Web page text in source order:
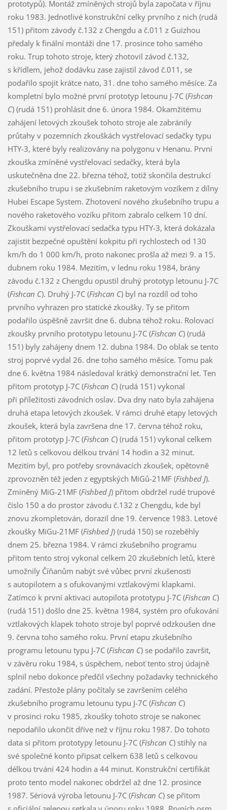
prototypů). Montáž zmíněných strojů byla započata v říjnu
roku 1983. Jednotlivé konstrukční celky prvního z nich (rudá
151) přitom závody č.132 z Chengdu a č.011 z Guizhou
předaly k finální montáži dne 17. prosince toho samého
roku. Trup tohoto stroje, který zhotovil závod č.132,
s křídlem, jehož dodávku zase zajistil závod č.011, se
podařilo spojit krátce nato, 31. dne toho samého měsíce. Za
kompletní bylo možné první prototyp letounu J-7C (Fishcan
C) (rudá 151) prohlásit dne 6. února 1984. Okamžitému
zahájení letových zkoušek tohoto stroje ale zabránily
průtahy v pozemních zkouškách vystřelovací sedačky typu
HTY-3, které byly realizovány na polygonu v Henanu. První
zkouška zmíněné vystřelovací sedačky, která byla
uskutečněna dne 22. března téhož, totiž skončila destrukcí
zkušebního trupu i se zkušebním raketovým vozíkem z dílny
Hubei Escape System. Zhotovení nového zkušebního trupu a
nového raketového vozíku přitom zabralo celkem 10 dní.
Zkouškami vystřelovací sedačka typu HTY-3, která dokázala
zajistit bezpečné opuštění kokpitu při rychlostech od 130
km/h do 1 000 km/h, proto nakonec prošla až mezi 9. a 15.
dubnem roku 1984. Mezitím, v lednu roku 1984, brány
závodu č.132 z Chengdu opustil druhý prototyp letounu J-7C
(Fishcan C). Druhý J-7C (Fishcan C) byl na rozdíl od toho
prvního vyhrazen pro statické zkoušky. Ty se přitom
podařilo úspěšně završit dne 6. dubna téhož roku. Rolovací
zkoušky prvního prototypu letounu J-7C (Fishcan C) (rudá
151) byly zahájeny dnem 12. dubna 1984. Do oblak se tento
stroj poprvé vydal 26. dne toho samého měsíce. Tomu pak
dne 6. května 1984 následoval krátký demonstrační let. Ten
přitom prototyp J-7C (Fishcan C) (rudá 151) vykonal
při příležitosti závodních oslav. Dva dny nato byla zahájena
druhá etapa letových zkoušek. V rámci druhé etapy letových
zkoušek, která byla završena dne 17. června téhož roku,
přitom prototyp J-7C (Fishcan C) (rudá 151) vykonal celkem
12 letů s celkovou délkou trvání 14 hodin a 32 minut.
Mezitím byl, pro potřeby srovnávacích zkoušek, opětovně
zprovozněn též jeden z egyptských MiGů-21MF (Fishbed J).
Zmíněný MiG-21MF (Fishbed J) přitom obdržel rudé trupové
číslo 150 a do prostor závodu č.132 z Chengdu, kde byl
znovu zkompletován, dorazil dne 19. července 1983. Letové
zkoušky MiGu-21MF (Fishbed J) (rudá 150) se rozeběhly
dnem 25. března 1984. V rámci zkušebního programu
přitom tento stroj vykonal celkem 20 zkušebních letů, které
umožnily Číňanům nabýt své vůbec první zkušenosti
s autopilotem a s ofukovanými vztlakovými klapkami.
Zatímco k první aktivaci autopilota prototypu J-7C (Fishcan C)
(rudá 151) došlo dne 25. května 1984, systém pro ofukování
vztlakových klapek tohoto stroje byl poprvé odzkoušen dne
9. června toho samého roku. První etapu zkušebního
programu letounu typu J-7C (Fishcan C) se podařilo završit,
v závěru roku 1984, s úspěchem, neboť tento stroj údajně
splnil nebo dokonce předčil všechny požadavky technického
zadání. Přestože plány počítaly se završením celého
zkušebního programu letounu typu J-7C (Fishcan C)
v prosinci roku 1985, zkoušky tohoto stroje se nakonec
nepodařilo ukončit dříve než v říjnu roku 1987. Do tohoto
data si přitom prototypy letounu J-7C (Fishcan C) stihly na
své společné konto připsat celkem 638 letů s celkovou
délkou trvání 424 hodin a 44 minut. Konstrukční certifikát
proto tento model nakonec obdržel až dne 12. prosince
1987. Sériová výroba letounu J-7C (Fishcan C) se přitom